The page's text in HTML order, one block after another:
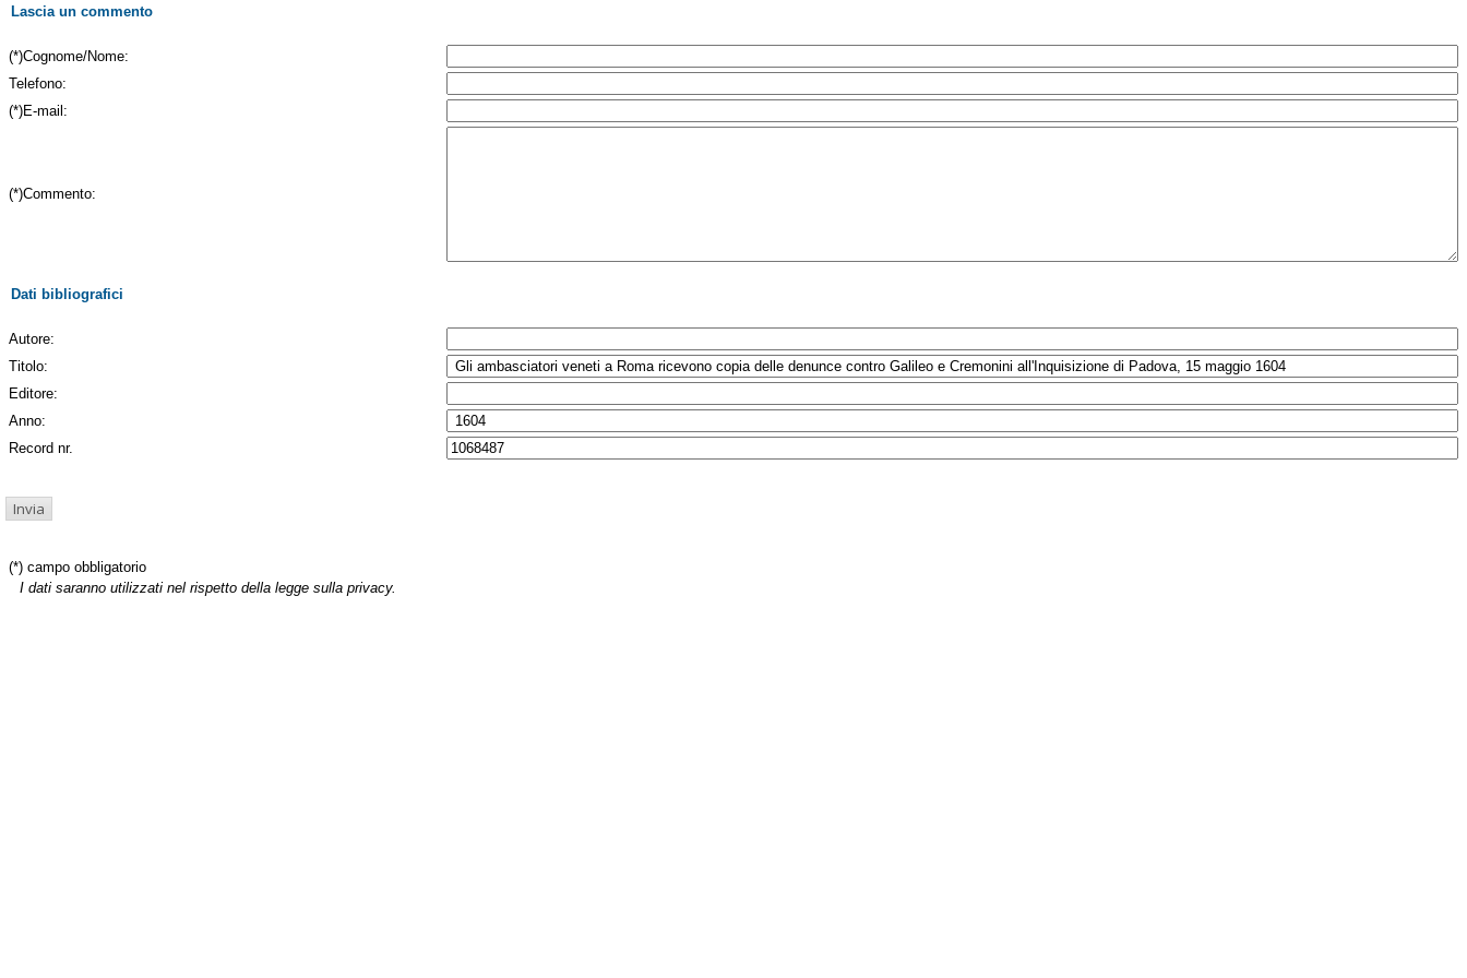
Lascia un commento
(*)Cognome/Nome:
Telefono:
(*)E-mail:
(*)Commento:
Dati bibliografici
Autore:
Titolo:
Editore:
Anno:
Record nr.
(*) campo obbligatorio
I dati saranno utilizzati nel rispetto della legge sulla privacy.